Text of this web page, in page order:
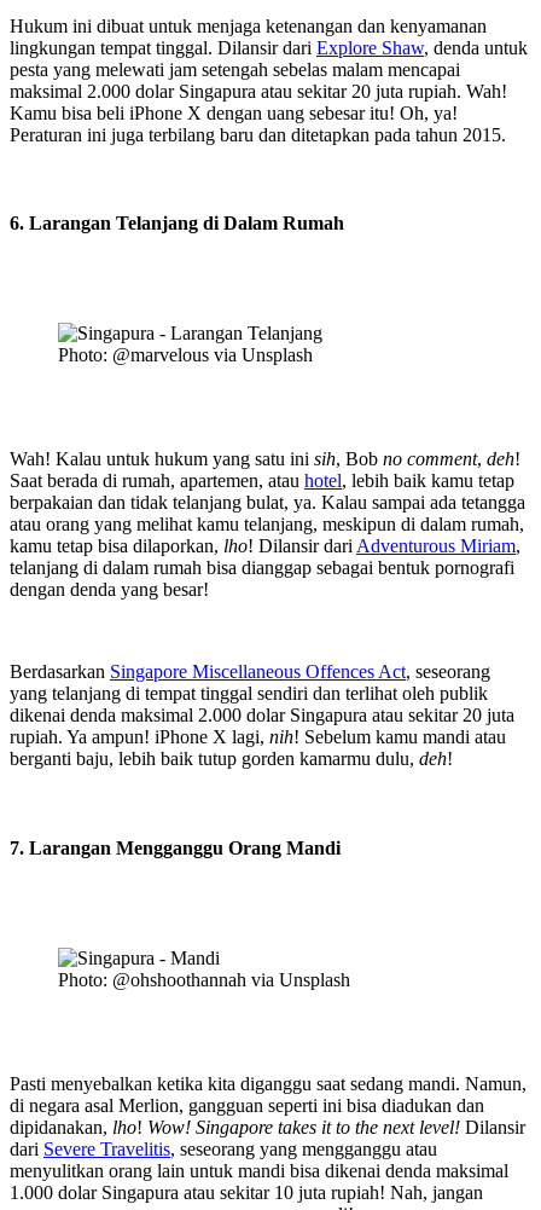
Hukum ini dibuat untuk menjaga ketenangan dan kenyamanan
lingkungan tempat tinggal. Dilansir dari Explore Shaw, denda untuk
pesta yang melewati jam setengah sebelas malam mencapai
maksimal 2.000 dolar Singapura atau sekitar 20 juta rupiah. Wah!
Kamu bisa beli iPhone X dengan uang sebesar itu! Oh, ya!
Peraturan ini juga terbilang baru dan ditetapkan pada tahun 2015.
6. Larangan Telanjang di Dalam Rumah
Photo: @marvelous via Unsplash
Wah! Kalau untuk hukum yang satu ini sih, Bob no comment, deh!
Saat berada di rumah, apartemen, atau hotel, lebih baik kamu tetap
berpakaian dan tidak telanjang bulat, ya. Kalau sampai ada tetangga
atau orang yang melihat kamu telanjang, meskipun di dalam rumah,
kamu tetap bisa dilaporkan, lho! Dilansir dari Adventurous Miriam,
telanjang di dalam rumah bisa dianggap sebagai bentuk pornografi
dengan denda yang besar!
Berdasarkan Singapore Miscellaneous Offences Act, seseorang
yang telanjang di tempat tinggal sendiri dan terlihat oleh publik
dikenai denda maksimal 2.000 dolar Singapura atau sekitar 20 juta
rupiah. Ya ampun! iPhone X lagi, nih! Sebelum kamu mandi atau
berganti baju, lebih baik tutup gorden kamarmu dulu, deh!
7. Larangan Mengganggu Orang Mandi
Photo: @ohshoothannah via Unsplash
Pasti menyebalkan ketika kita diganggu saat sedang mandi. Namun,
di negara asal Merlion, gangguan seperti ini bisa diadukan dan
dipidanakan, lho! Wow! Singapore takes it to the next level! Dilansir
dari Severe Travelitis, seseorang yang mengganggu atau
menyulitkan orang lain untuk mandi bisa dikenai denda maksimal
1.000 dolar Singapura atau sekitar 10 juta rupiah! Nah, jangan